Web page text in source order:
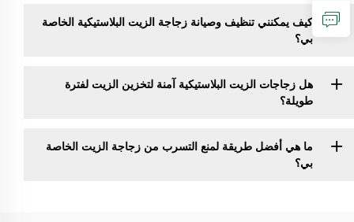
كيف يمكنني تنظيف وصيانة زجاجة الزيت البلاستيكية الخاصة
بي؟
هل زجاجات الزيت البلاستيكية آمنة لتخزين الزيت لفترة
طويلة؟
ما هي أفضل طريقة لمنع التسرب من زجاجة الزيت الخاصة
بي؟